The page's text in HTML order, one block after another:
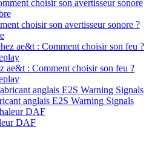
choisir son avertisseur sonore ?
ae&t : Comment choisir son feu ?
anglais E2S Warning Signals
DAF